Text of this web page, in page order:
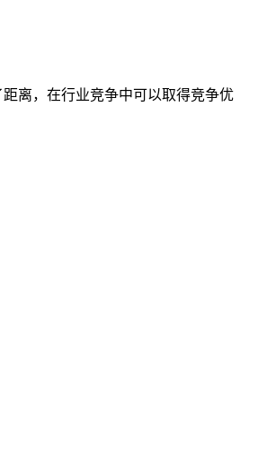
离，在行业竞争中可以取得竞争优